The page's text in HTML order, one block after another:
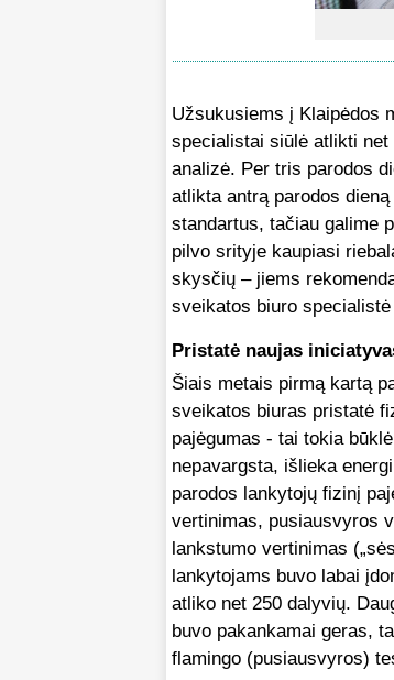
Užsukusiems į Klaipėdos
specialistai siūlė atlikti
analizė. Per tris parodos
atlikta antrą parodos
standartus, tačiau galime
pilvo srityje kaupiasi
skysčių – jiems
sveikatos biuro
Pristatė naujas
Šiais metais pirmą kartą
sveikatos biuras pristatė
pajėgumas - tai tokia
nepavargsta, išlieka
parodos lankytojų fizinį
vertinimas, pusiausvyros
lankstumo vertinimas
lankytojams buvo labai
atliko net 250 dalyvių.
buvo pakankamai geras,
flamingo (pusiausvyros)